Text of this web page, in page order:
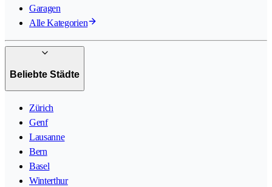
Garagen
Alle Kategorien
Beliebte Städte
Zürich
Genf
Lausanne
Bern
Basel
Winterthur